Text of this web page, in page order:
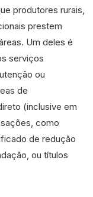
produtores rurais,
prestem
Um deles é
serviços
ou
de
(inclusive em
como
de redução
ou títulos